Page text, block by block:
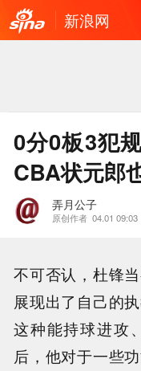
新浪网
0分0板3犯
CBA状元郎
弄月公子
原创作者 04.01 09:03
不可否认，杜锋
展现出了自己的
这种能持球进攻
后，他对于一些